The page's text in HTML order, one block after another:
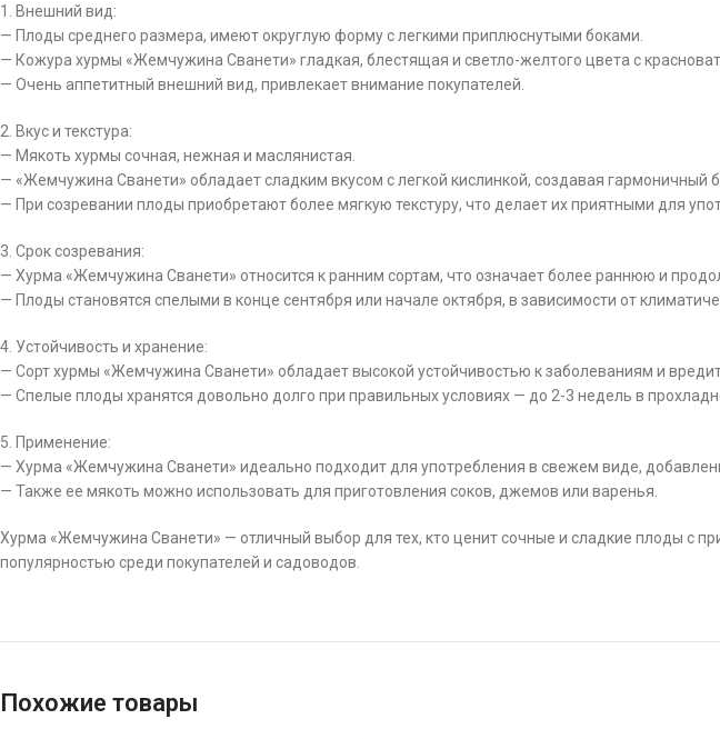
1. Внешний вид:
— Плоды среднего размера, имеют округлую форму с легкими приплюснутыми боками.
— Кожура хурмы «Жемчужина Сванети» гладкая, блестящая и светло-желтого цвета с
— Очень аппетитный внешний вид, привлекает внимание покупателей.
2. Вкус и текстура:
— Мякоть хурмы сочная, нежная и маслянистая.
— «Жемчужина Сванети» обладает сладким вкусом с легкой кислинкой, создавая гармоничный
— При созревании плоды приобретают более мягкую текстуру, что делает их приятными для
3. Срок созревания:
— Хурма «Жемчужина Сванети» относится к ранним сортам, что означает более раннюю и
— Плоды становятся спелыми в конце сентября или начале октября, в зависимости от
4. Устойчивость и хранение:
— Сорт хурмы «Жемчужина Сванети» обладает высокой устойчивостью к заболеваниям и
— Спелые плоды хранятся довольно долго при правильных условиях — до 2-3 недель в
5. Применение:
— Хурма «Жемчужина Сванети» идеально подходит для употребления в свежем виде,
— Также ее мякоть можно использовать для приготовления соков, джемов или варенья.
Хурма «Жемчужина Сванети» — отличный выбор для тех, кто ценит сочные и сладкие плоды с
популярностью среди покупателей и садоводов.
Похожие товары